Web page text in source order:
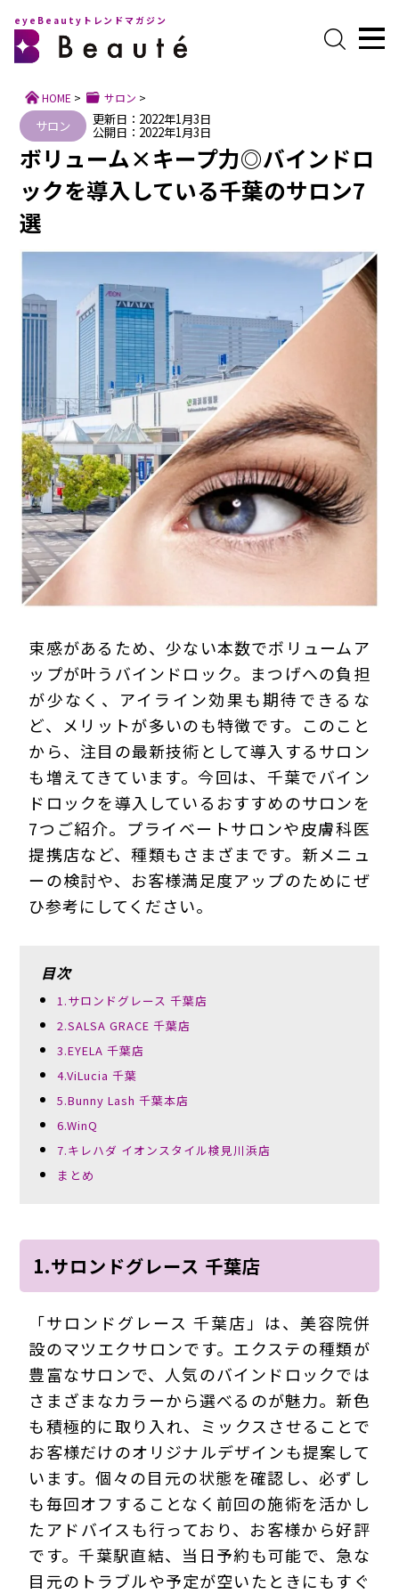
プライバシーポリシー
eyeBeautyトレンドマガジン
HOME > サロン >
サロン 更新日：2022年1月3日
公開日：2022年1月3日
ボリューム×キープ力◎バインドロ
ックを導入している千葉のサロン7
選
束感があるため、少ない本数でボリュームア
ップが叶うバインドロック。まつげへの負担
が少なく、アイライン効果も期待できるな
ど、メリットが多いのも特徴です。このこと
から、注目の最新技術として導入するサロン
も増えてきています。今回は、千葉でバイン
ドロックを導入しているおすすめのサロンを
7つご紹介。プライベートサロンや皮膚科医
提携店など、種類もさまざまです。新メニュ
ーの検討や、お客様満足度アップのためにぜ
ひ参考にしてください。
目次
1.サロンドグレース 千葉店
2.SALSA GRACE 千葉店
3.EYELA 千葉店
4.ViLucia 千葉
5.Bunny Lash 千葉本店
6.WinQ
7.キレハダ イオンスタイル検見川浜店
まとめ
1.サロンドグレース 千葉店
「サロンドグレース 千葉店」は、美容院併
設のマツエクサロンです。エクステの種類が
豊富なサロンで、人気のバインドロックでは
さまざまなカラーから選べるのが魅力。新色
も積極的に取り入れ、ミックスさせることで
お客様だけのオリジナルデザインも提案して
います。個々の目元の状態を確認し、必ずし
も毎回オフすることなく前回の施術を活かし
たアドバイスも行っており、お客様から好評
です。千葉駅直結、当日予約も可能で、急な
目元のトラブルや予定が空いたときにもすぐ